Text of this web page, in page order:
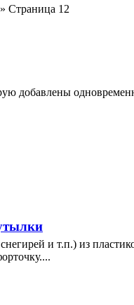
» Страница 12
добавлены
и т.п.) из